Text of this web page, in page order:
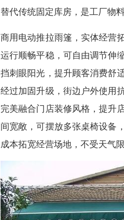
替代传统固定库房，是工厂物
商用电动推拉雨篷，实体经营
运行顺畅平稳，可自由调节伸
挡刺眼阳光，提升顾客消费舒
经过加固升级，街边户外使用
完美融合门店装修风格，提升
间宽敞，可摆放多张桌椅设备
成本拓宽经营场地，不受天气